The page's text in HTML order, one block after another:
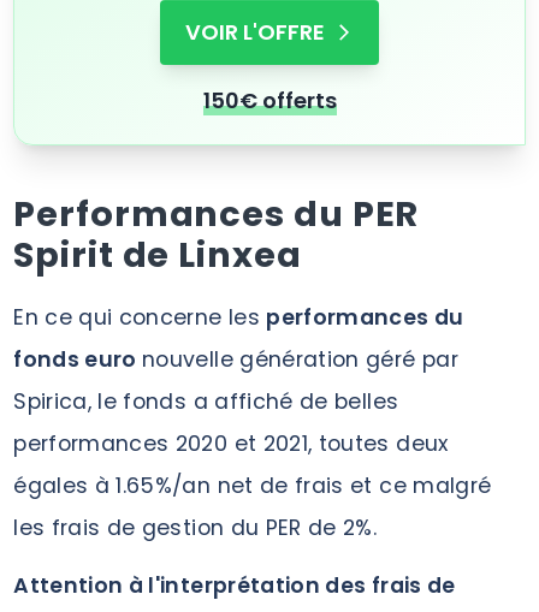
VOIR L'OFFRE
150€ offerts
Performances du PER
Spirit de Linxea
En ce qui concerne les performances du
fonds euro nouvelle génération géré par
Spirica, le fonds a affiché de belles
performances 2020 et 2021, toutes deux
égales à 1.65%/an net de frais et ce malgré
les frais de gestion du PER de 2%.
Attention à l'interprétation des frais de